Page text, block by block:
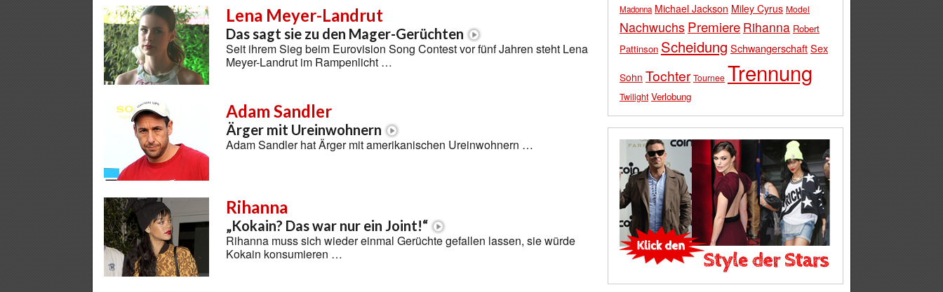
Lena Meyer-Landrut
Das sagt sie zu den Mager-Gerüchten
Seit ihrem Sieg beim Eurovision Song Contest vor fünf Jahren steht Lena
Meyer-Landrut im Rampenlicht …
Adam Sandler
Ärger mit Ureinwohnern
Adam Sandler hat Ärger mit amerikanischen Ureinwohnern …
Rihanna
„Kokain? Das war nur ein Joint!“
Rihanna muss sich wieder einmal Gerüchte gefallen lassen, sie würde
Kokain konsumieren …
Madonna Michael Jackson Miley Cyrus Model
Nachwuchs Premiere Rihanna Robert
Pattinson Scheidung SchwangerschaftSex
Sohn Tochter Tournee Trennung
Twilight Verlobung